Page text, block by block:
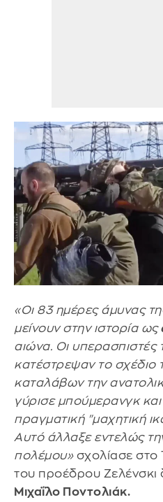
«Οι 83 ημέρες άμυνας
μείνουν στην ιστορία ως
αιώνα. Οι
κατέστρεψαν το
καταλάβων την
γύρισε μπούμερανγκ και
πραγματική "μαχητική
Αυτό άλλαξε εντελώς
πολέμου»σχολίασε στο
του προέδρου Ζελένσκι
Μιχαΐλο Ποντολιάκ.